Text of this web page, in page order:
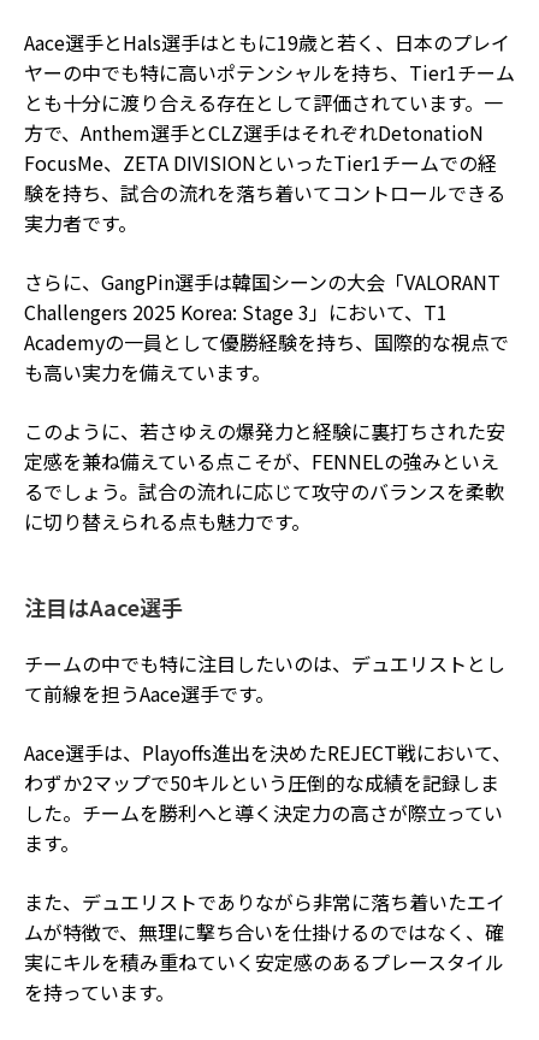
Aace選手とHals選手はともに19歳と若く、日本のプレイ
ヤーの中でも特に高いポテンシャルを持ち、Tier1チーム
とも十分に渡り合える存在として評価されています。一
方で、Anthem選手とCLZ選手はそれぞれDetonatioN
FocusMe、ZETA DIVISIONといったTier1チームでの経
験を持ち、試合の流れを落ち着いてコントロールできる
実力者です。
さらに、GangPin選手は韓国シーンの大会「VALORANT
Challengers 2025 Korea: Stage 3」において、T1
Academyの一員として優勝経験を持ち、国際的な視点で
も高い実力を備えています。
このように、若さゆえの爆発力と経験に裏打ちされた安
定感を兼ね備えている点こそが、FENNELの強みといえ
るでしょう。試合の流れに応じて攻守のバランスを柔軟
に切り替えられる点も魅力です。
注目はAace選手
チームの中でも特に注目したいのは、デュエリストとし
て前線を担うAace選手です。
Aace選手は、Playoffs進出を決めたREJECT戦において、
わずか2マップで50キルという圧倒的な成績を記録しま
した。チームを勝利へと導く決定力の高さが際立ってい
ます。
また、デュエリストでありながら非常に落ち着いたエイ
ムが特徴で、無理に撃ち合いを仕掛けるのではなく、確
実にキルを積み重ねていく安定感のあるプレースタイル
を持っています。